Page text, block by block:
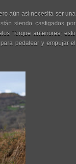
aún así necesita ser una
siendo castigados por
Torque anteriores; esto
pedalear y empujar el